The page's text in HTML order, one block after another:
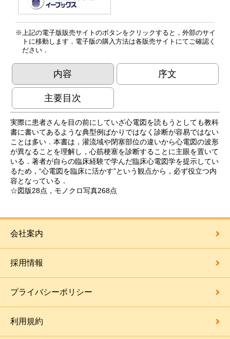
上記の電子版販売サイトのボタンをクリックすると，外部のサイ
トに移動します．電子版の購入方法は各販売サイトにてご確認く
ださい．
内容 序文
主要目次
実際に患者さんを目の前にしていざ心電図を読もうとしても教科
書に書いてあるような典型例ばかりではなく診断が容易ではない
ことは多い．本書は，灌流域や閉塞部位の違いから心電図の波形
が異なることを理解し，心筋梗塞を診断することに主眼を置いて
いる．著者が自らの臨床経験で学んだ臨床心電図学を提示してい
るため，“心電図を臨床に活かす”という観点から，必ず役立つ内
容となっている．
☆図版28点，モノクロ写真268点
会社案内
採用情報
プライバシーポリシー
利用規約